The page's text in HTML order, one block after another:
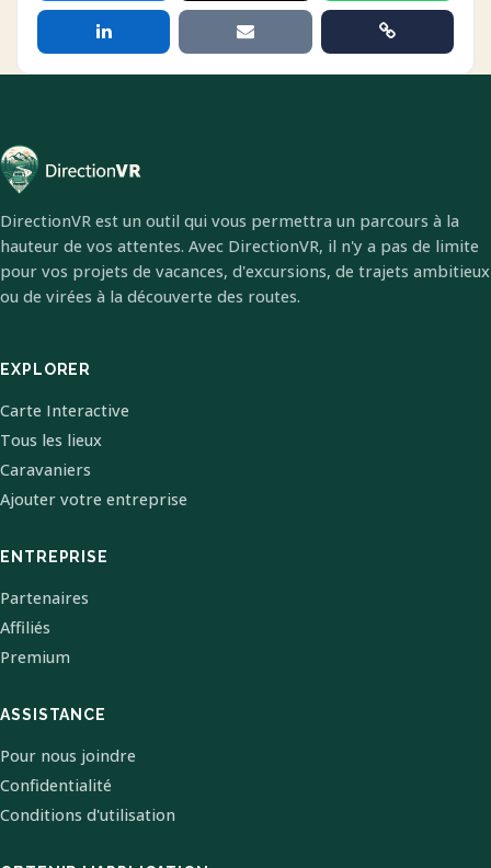
DirectionVR est un outil qui vous permettra un parcours à la
hauteur de vos attentes. Avec DirectionVR, il n'y a pas de limite
pour vos projets de vacances, d'excursions, de trajets ambitieux
ou de virées à la découverte des routes.
EXPLORER
Carte Interactive
Tous les lieux
Caravaniers
Ajouter votre entreprise
ENTREPRISE
Partenaires
Affiliés
Premium
ASSISTANCE
Pour nous joindre
Confidentialité
Conditions d'utilisation